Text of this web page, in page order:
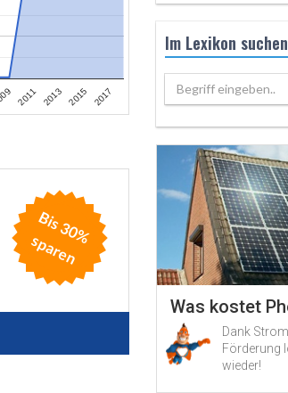
2011 2013 2015 2017
B
is
3
0
%
s
p
a
r
e
n
Im Lexikon suchen
Begriff eingeben..